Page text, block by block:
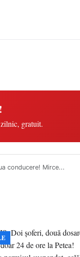
gratuit.
conducere! Mirce...